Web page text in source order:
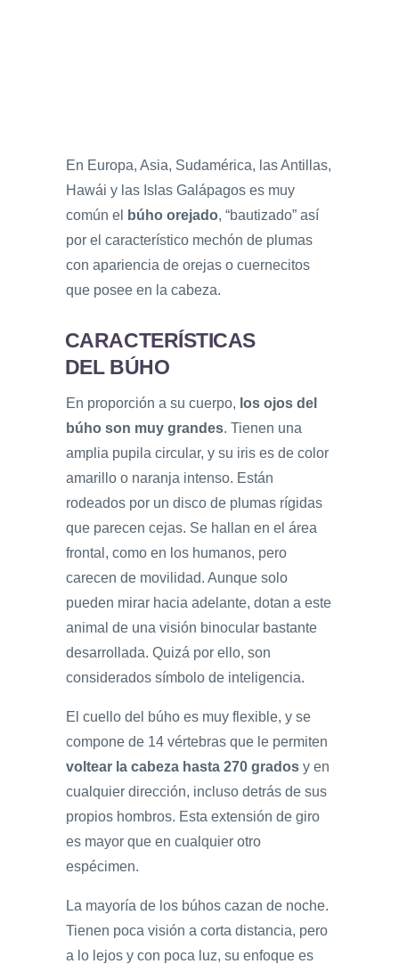
En Europa, Asia, Sudamérica, las Antillas,
Hawái y las Islas Galápagos es muy
común el
búho orejado, “bautizado” así
por el característico mechón de plumas
con apariencia de orejas o cuernecitos
que posee en la cabeza.
CARACTERÍSTICAS
DEL BÚHO
En proporción a su cuerpo, los ojos del
búho son muy grandes. Tienen una
amplia pupila circular, y su iris es de color
amarillo o naranja intenso. Están
rodeados por un disco de plumas rígidas
que parecen cejas. Se hallan en el área
frontal, como en los humanos, pero
carecen de movilidad. Aunque solo
pueden mirar hacia adelante, dotan a este
animal de una visión binocular bastante
desarrollada. Quizá por ello, son
considerados símbolo de inteligencia.
El cuello del búho es muy flexible, y se
compone de 14 vértebras que le permiten
voltear la cabeza hasta 270 grados y en
cualquier dirección, incluso detrás de sus
propios hombros. Esta extensión de giro
es mayor que en cualquier otro
espécimen.
La mayoría de los búhos cazan de noche.
Tienen poca visión a corta distancia, pero
a lo lejos y con poca luz, su enfoque es